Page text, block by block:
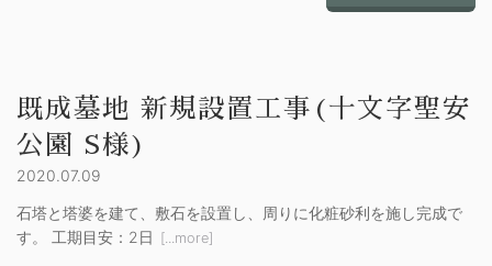
既成墓地 新規設置工事(十文字聖安
公園 S様)
2020.07.09
石塔と塔婆を建て、敷石を設置し、周りに化粧砂利を施し完成で
す。 工期目安：2日
[...more]